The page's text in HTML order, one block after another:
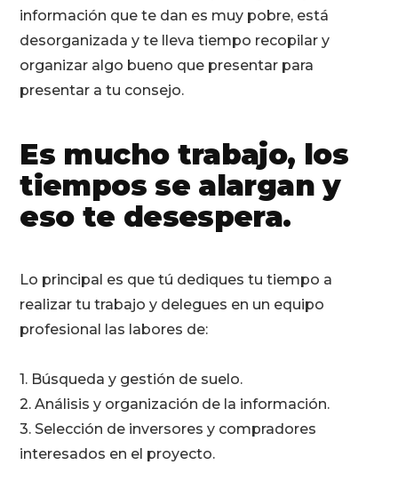
información que te dan es muy pobre, está
desorganizada y te lleva tiempo recopilar y
organizar algo bueno que presentar para
presentar a tu consejo.
Es mucho trabajo, los
tiempos se alargan y
eso te desespera.
Lo principal es que tú dediques tu tiempo a
realizar tu trabajo y delegues en un equipo
profesional las labores de:
1. Búsqueda y gestión de suelo.
2. Análisis y organización de la información.
3. Selección de inversores y compradores
interesados en el proyecto.